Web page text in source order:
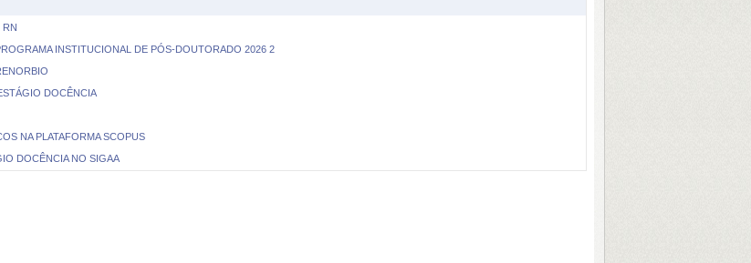
RN
INSTITUCIONAL DE PÓS-DOUTORADO 2026 2
DOCÊNCIA
NA PLATAFORMA SCOPUS
DOCÊNCIA NO SIGAA